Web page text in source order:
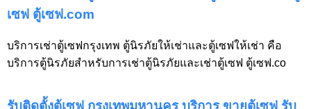
เซฟ ตู้เซฟ.com
บริการเช่าตู้เซฟกรุงเทพ ตู้นิรภัยให้เช่าและตู้เซฟให้เช่า คือ
บริการตู้นิรภัยสำหรับการเช่าตู้นิรภัยและเช่าตู้เซฟ ตู้เซฟ.co
รับติดตั้งตู้เซฟ กรุงเทพมหานคร บริการ ขายตู้เซฟ รับ